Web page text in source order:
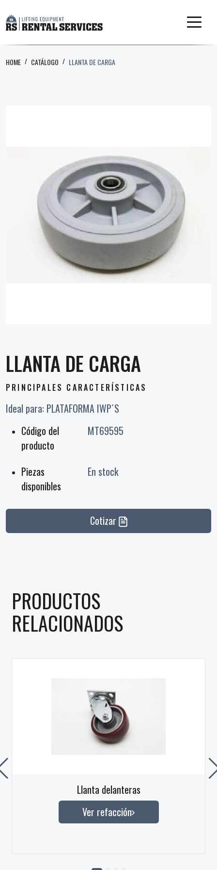
HOME CATÁLOGO LLANTA DE CARGA
LLANTA DE CARGA
PRINCIPALES CARACTERÍSTICAS
Ideal para: PLATAFORMA IWP´S
Código del
producto
MT69595
Piezas
disponibles
En stock
Cotizar
PRODUCTOS
RELACIONADOS
Llanta delanteras
Ver refacción